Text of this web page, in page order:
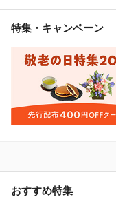
特集・キャンペーン
おすすめ特集